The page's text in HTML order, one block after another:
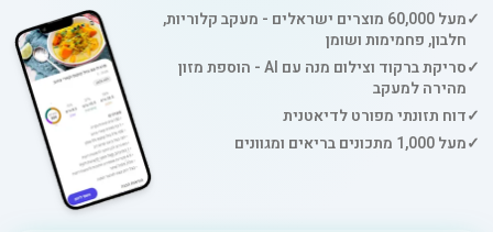
✓
מעל 60,000 מוצרים ישראלים - מעקב קלוריות,
חלבון, פחמימות ושומן
✓
סריקת ברקוד וצילום מנה עם AI - הוספת מזון
מהירה למעקב
✓דוח תזונתי מפורט לדיאטנית
✓מעל 1,000 מתכונים בריאים ומגוונים